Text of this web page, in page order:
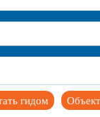
гидом